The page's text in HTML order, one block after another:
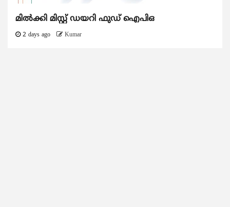
മിൽക്കി മിസ്റ്റ് ഡയറി ഫുഡ് ഐപിഒ
2 days ago Kumar